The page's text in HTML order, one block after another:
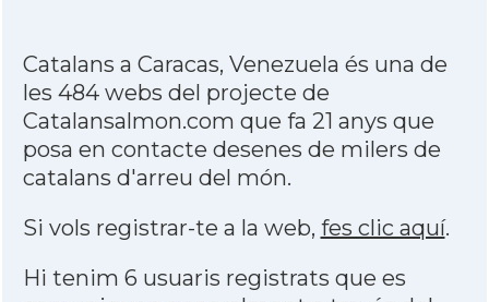
Catalans a Caracas, Venezuela és una de
les 484 webs del projecte de
Catalansalmon.com que fa 21 anys que
posa en contacte desenes de milers de
catalans d'arreu del món.
Si vols registrar-te a la web, fes clic aquí.
Hi tenim 6 usuaris registrats que es